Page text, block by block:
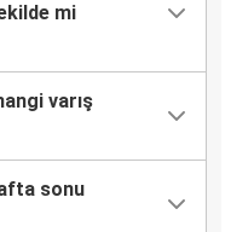
mi
varış
sonu